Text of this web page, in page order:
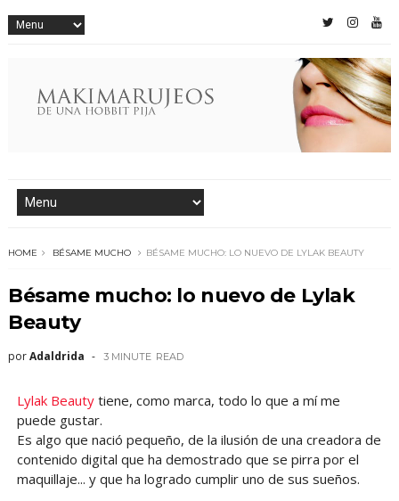
HOME BÉSAME MUCHO BÉSAME MUCHO: LO NUEVO DE LYLAK BEAUTY
Bésame mucho: lo nuevo de Lylak
Beauty
porAdaldrida 3 MINUTE READ
Lylak Beautytiene, como marca, todo lo que a mí me
puede gustar.
Es algo que nació pequeño, de la ilusión de una creadora de
contenido digital que ha demostrado que se pirra por el
maquillaje... y que ha logrado cumplir uno de sus sueños.